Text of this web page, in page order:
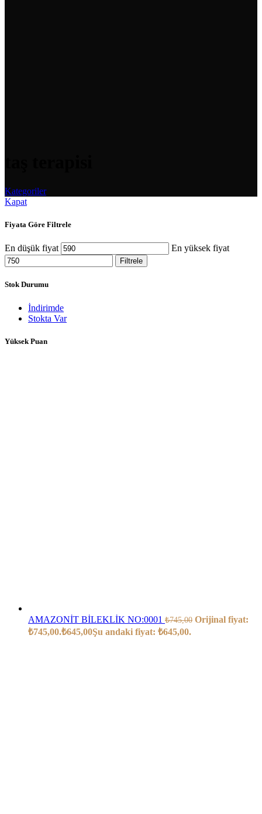
Kategoriler
Kapat
Fiyata Göre Filtrele
En düşük fiyat En yüksek fiyat
Filtrele
Stok Durumu
İndirimde
Stokta Var
Yüksek Puan
AMAZONİT BİLEKLİK NO:0001 ₺745,00 Orijinal fiyat:
₺745,00.₺645,00Şu andaki fiyat: ₺645,00.